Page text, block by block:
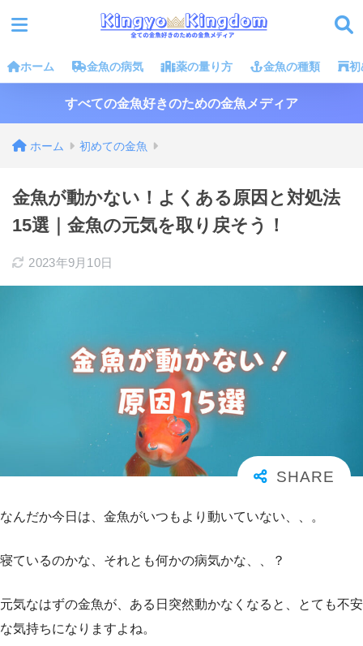
ホーム 金魚の病気 薬の量り方 金魚の種類 初
すべての金魚好きのための金魚メディア
ホーム 初めての金魚
金魚が動かない！よくある原因と対処法
15選｜金魚の元気を取り戻そう！
2023年9月10日
なんだか今日は、金魚がいつもより動いていない、、。
寝ているのかな、それとも何かの病気かな、、？
元気なはずの金魚が、ある日突然動かなくなると、とても不安
な気持ちになりますよね。